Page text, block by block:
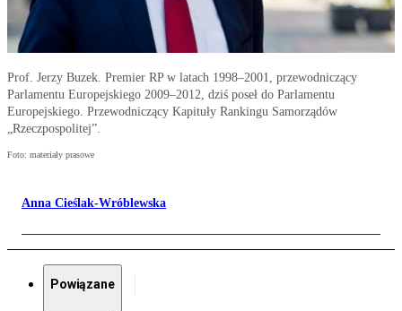
Prof. Jerzy Buzek. Premier RP w latach 1998–2001, przewodniczący
Parlamentu Europejskiego 2009–2012, dziś poseł do Parlamentu
Europejskiego. Przewodniczący Kapituły Rankingu Samorządów
„Rzeczpospolitej”.
Foto: materiały prasowe
Anna Cieślak-Wróblewska
Powiązane